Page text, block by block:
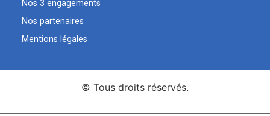
Nos 3 engagements
Nos partenaires
Mentions légales
© Tous droits réservés.